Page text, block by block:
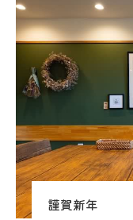
謹賀新年